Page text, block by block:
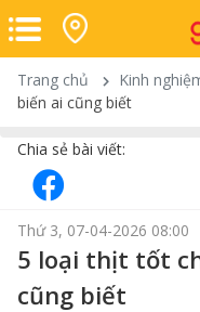
Trang chủ Kinh
biến ai cũng biết
Chia sẻ bài viết:
Thứ 3, 07-04-2026 08:00
5 loại thịt tốt
cũng biết